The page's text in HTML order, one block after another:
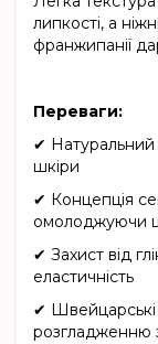
липкості, а
франжипанії
Переваги:
✔ Натуральний
шкіри
✔ Концепція
омолоджуючи
✔ Захист від
еластичність
✔
розгладженню